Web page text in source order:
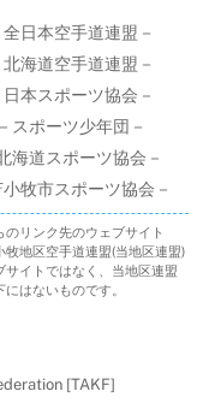
全日本空手道連盟－
北海道空手道連盟－
日本スポーツ協会－
－スポーツ少年団－
海道スポーツ協会－
小牧市スポーツ協会－
リンク先のウェブサイト
牧地区空手道連盟(当地区連盟)
サイトではなく、当地区連盟
にはないものです。
[TAKF]